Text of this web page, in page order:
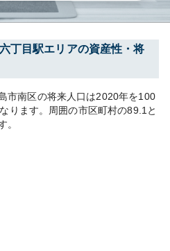
丁目駅エリアの資産性・将
市南区の将来人口は2020年を100
ります。 周囲の市区町村の89.1 と
。